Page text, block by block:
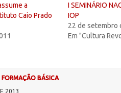
a
Caio Prado
I SEMINÁRIO
IOP
22 de setembro
Em "Cultura
FORMAÇÃO BÁSICA
2013